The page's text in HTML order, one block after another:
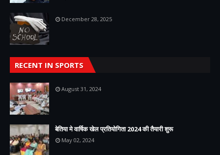
December 28, 2025
RECENT IN SPORTS
August 31, 2024
बेतिया मे वार्षिक खेल प्रतियोगिता 2024 की तैयारी शुरू
May 02, 2024